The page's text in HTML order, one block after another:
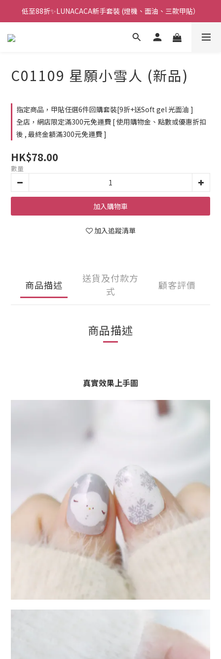
🌟指甲油新手入門優惠🌟低至85折
低至88折✨LUNACACA新手套裝 (燈機、面油、三款甲貼）
🌟指甲油新手入門優惠🌟低至85折
C01109 星願小雪人 (新品)
指定商品，甲貼任選6件回購套裝[9折+送Soft gel 光面油 ]
全店，網店限定滿300元免運費 [ 使用購物金、點數或優惠折扣
後 , 最終金額滿300元免運費 ]
HK$78.00
數量
加入購物車
加入追蹤清單
商品描述
送貨及付款方
式
顧客評價
商品描述
真實效果上手圖